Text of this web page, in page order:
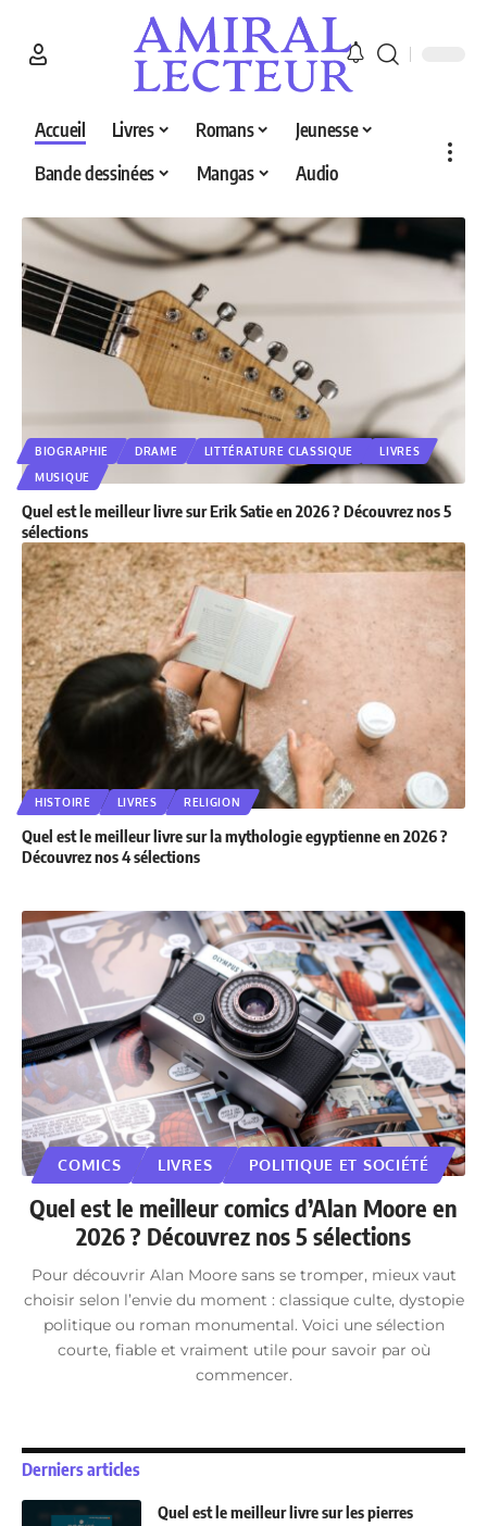
Accueil Livres Romans
Jeunesse
Bande dessinées
Mangas Audio
BIOGRAPHIE DRAME LITTÉRATURE CLASSIQUE
LIVRES
MUSIQUE
Quel est le meilleur livre sur Erik Satie en 2026 ? Découvrez nos 5
sélections
HISTOIRE LIVRES RELIGION
Quel est le meilleur livre sur la mythologie egyptienne en 2026 ?
Découvrez nos 4 sélections
COMICS LIVRES POLITIQUE ET SOCIÉTÉ
Quel est le meilleur comics d’Alan Moore en
2026 ? Découvrez nos 5 sélections
Pour découvrir Alan Moore sans se tromper, mieux vaut
choisir selon l’envie du moment : classique culte, dystopie
politique ou roman monumental. Voici une sélection
courte, fiable et vraiment utile pour savoir par où
commencer.
Derniers articles
Quel est le meilleur livre sur les pierres